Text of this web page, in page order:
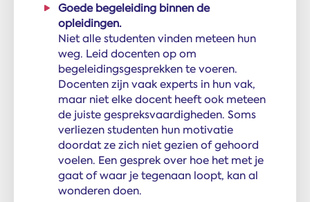
Goede begeleiding binnen de
opleidingen.
Niet alle studenten vinden meteen hun
weg. Leid docenten op om
begeleidingsgesprekken te voeren.
Docenten zijn vaak experts in hun vak,
maar niet elke docent heeft ook meteen
de juiste gespreksvaardigheden. Soms
verliezen studenten hun motivatie
doordat ze zich niet gezien of gehoord
voelen. Een gesprek over hoe het met je
gaat of waar je tegenaan loopt, kan al
wonderen doen.